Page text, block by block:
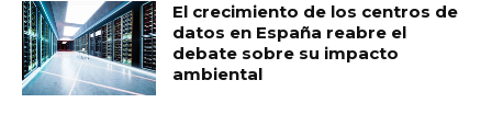
El crecimiento de los centros de
datos en España reabre el
debate sobre su impacto
ambiental